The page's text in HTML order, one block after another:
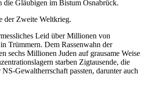
die Gläubigen im Bistum Osnabrück.
der Zweite Weltkrieg.
Leid über Millionen von
Trümmern. Dem Rassenwahn der
sechs Millionen Juden auf grausame Weise
starben Zigtausende, die
Gewaltherrschaft passten, darunter auch